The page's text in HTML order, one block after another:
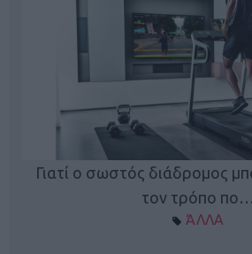
Γιατί ο σωστός διάδρομος
τον τρόπο πο…
ΆΛΛΑ